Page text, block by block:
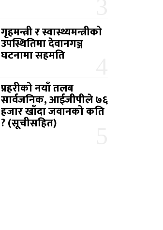
गृहमन्त्री र स्वास्थ्यमन्त्रीको
उपस्थितिमा देवानगञ्ज
घटनामा सहमति
प्रहरीको नयाँ तलब
सार्वजनिक, आईजीपीले ७६
हजार खाँदा जवानको कति
? (सूचीसहित)